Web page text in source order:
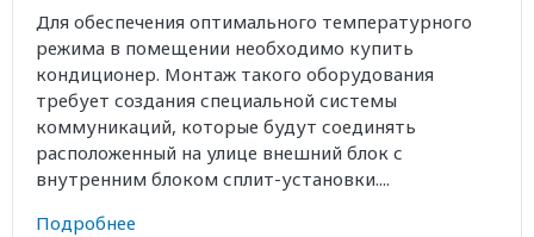
Для обеспечения оптимального температурного
режима в помещении необходимо купить
кондиционер. Монтаж такого оборудования
требует создания специальной системы
коммуникаций, которые будут соединять
расположенный на улице внешний блок с
внутренним блоком сплит-установки....
Подробнее